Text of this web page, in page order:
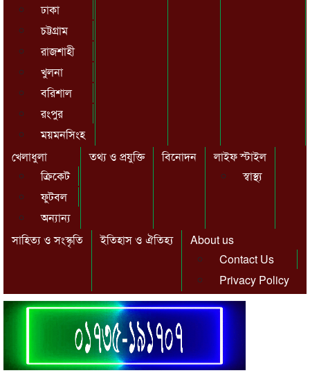
ঢাকা
চট্টগ্রাম
রাজশাহী
খুলনা
বরিশাল
রংপুর
ময়মনসিংহ
খেলাধুলা
ক্রিকেট
ফুটবল
অন্যান্য
তথ্য ও প্রযুক্তি বিনোদন
লাইফ স্টাইল
স্বাস্থ্য
সাহিত্য ও সংস্কৃতি ইতিহাস ও ঐতিহ্য
About us
Contact Us
Privacy Policy